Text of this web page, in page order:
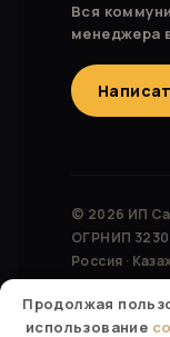
Вся
менеджера
© 2026 ИП
ОГРНИП
Россия ·
Болгария
Продолжая
использование